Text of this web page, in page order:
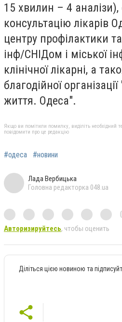
15 хвилин – 4
консультацію лікарів
центру профілактики
інф/СНІДом і міської
клінічної лікарні, а
благодійної
життя. Одеса".
Якщо ви помітили помилку, виділіть необхідний
повідомити про це редакцію
#одеса #новини
Лада Вербицька
Головна редакторка 048.ua
Авторизируйтесь, чтобы оценить
Діліться цією новиною та